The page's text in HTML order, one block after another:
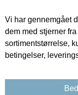
Vi har gennemgået
dem med stjerner
sortimentstørrelse,
betingelser,